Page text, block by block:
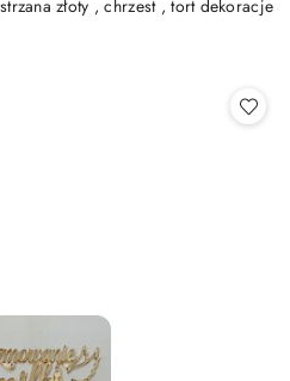
złoty , chrzest , tort dekoracje